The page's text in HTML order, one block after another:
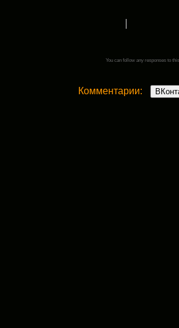
You can follow any responses to
Комментарии: